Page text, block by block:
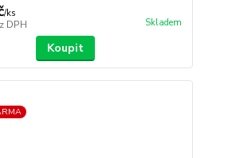
/ks
DPH Skladem
Koupit